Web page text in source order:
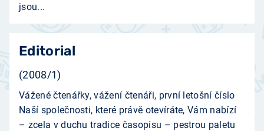
jsou...
Editorial
(2008/1)
Vážené čtenářky, vážení čtenáři, první letošní číslo
Naší společnosti, které právě otevíráte, Vám nabízí
– zcela v duchu tradice časopisu – pestrou paletu